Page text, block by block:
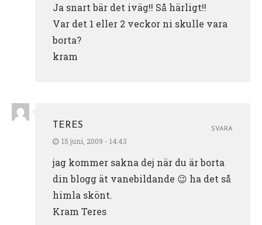
Ja snart bär det iväg!! Så härligt!!
Var det 1 eller 2 veckor ni skulle vara
borta?
kram
TERES
15 juni, 2009 - 14:43
jag kommer sakna dej när du är borta
din blogg ät vanebildande 😉 ha det så
himla skönt.
Kram Teres
SVARA